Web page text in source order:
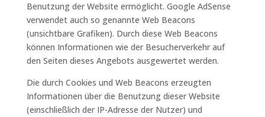
Benutzung der Website ermöglicht. Google AdSense
verwendet auch so genannte Web Beacons
(unsichtbare Grafiken). Durch diese Web Beacons
können Informationen wie der Besucherverkehr auf
den Seiten dieses Angebots ausgewertet werden.
Die durch Cookies und Web Beacons erzeugten
Informationen über die Benutzung dieser Website
(einschließlich der IP-Adresse der Nutzer) und